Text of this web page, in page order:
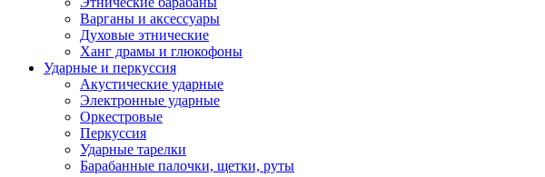
Варганы и аксессуары
Духовые этнические
Ханг драмы и глюкофоны
Ударные и перкуссия
Акустические ударные
Электронные ударные
Оркестровые
Перкуссия
Ударные тарелки
Барабанные палочки, щетки, руты